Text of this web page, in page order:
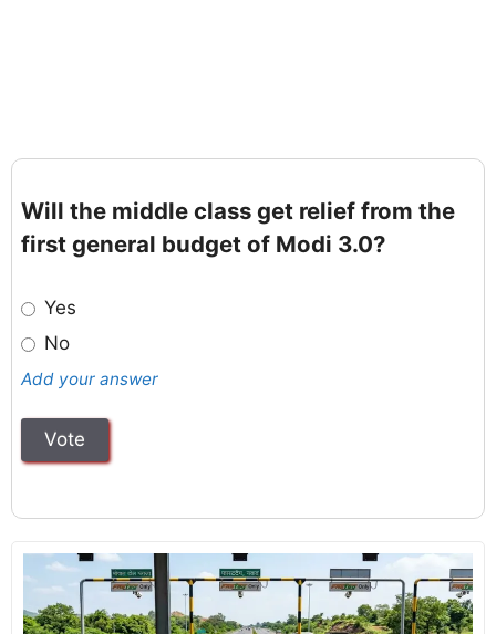
Will the middle class get relief from the
first general budget of Modi 3.0?
Yes
No
Add your answer